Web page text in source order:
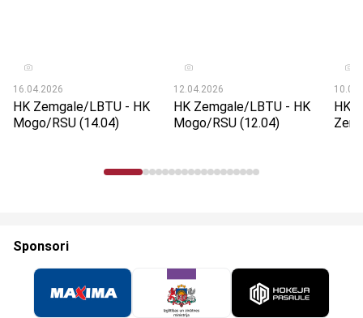
16.04.2026
HK Zemgale/LBTU - HK
Mogo/RSU (14.04)
12.04.2026
HK Zemgale/LBTU - HK
Mogo/RSU (12.04)
HK
Sponsori